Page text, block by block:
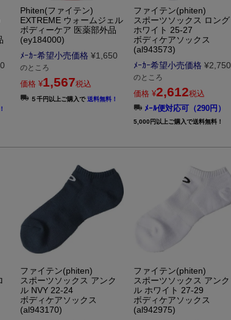
Phiten(ファイテン)
EXTREME ウォームジェル
ボディーケア 医薬部外品
(ey184000)
ﾒｰｶｰ希望小売価格 ¥1,650
のところ
価格 ¥1,567税込
５千円以上ご購入で送料無料！
ファイテン(phiten)
スポーツソックス ロング
ホワイト 25-27
ボディケアソックス
(al943573)
ﾒｰｶｰ希望小売価格 ¥2,750
のところ
価格 ¥2,612税込
ﾒｰﾙ便対応可（290円）
5,000円以上ご購入で送料無料！
ファイテン(phiten)
スポーツソックス アンク
ル NVY 22-24
ボディケアソックス
(al943170)
ファイテン(phiten)
スポーツソックス アンク
ル ホワイト 27-29
ボディケアソックス
(al942975)